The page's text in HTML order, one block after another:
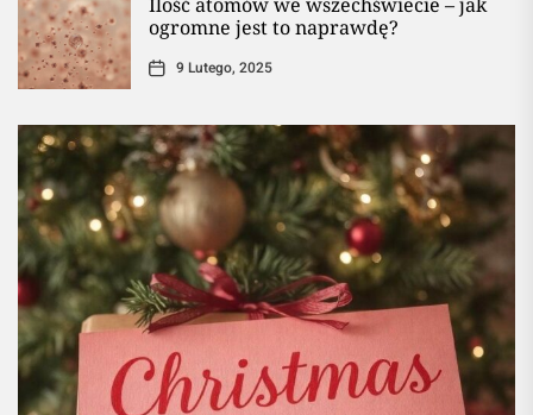
ogromne jest to naprawdę?
9 Lutego, 2025